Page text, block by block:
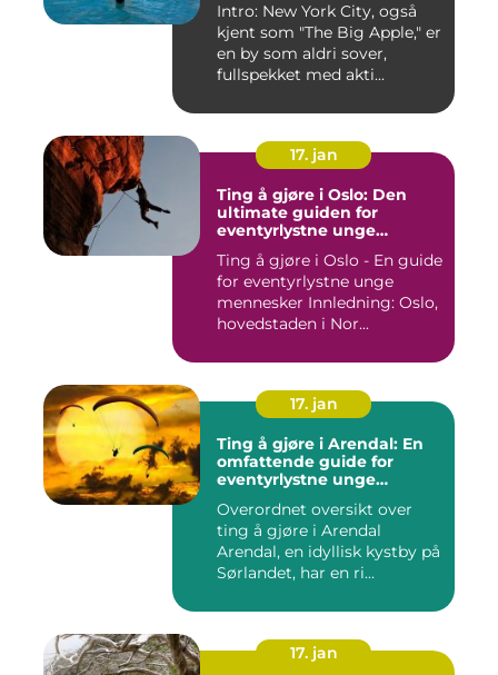
Intro: New York City, også
kjent som "The Big Apple," er
en by som aldri sover,
fullspekket med akti...
17. jan
Ting å gjøre i Oslo: Den
ultimate guiden for
eventyrlystne unge
Ting å gjøre i Oslo - En guide
for eventyrlystne unge
mennesker Innledning: Oslo,
hovedstaden i Nor...
17. jan
Ting å gjøre i Arendal: En
omfattende guide for
eventyrlystne unge
Overordnet oversikt over
ting å gjøre i Arendal
Arendal, en idyllisk kystby på
Sørlandet, har en ri...
17. jan